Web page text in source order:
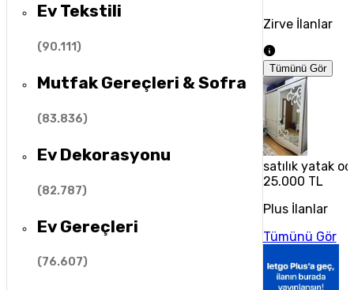
Ev Tekstili
(90.111)
Mutfak Gereçleri & Sofra
(83.836)
Ev Dekorasyonu
(82.787)
Ev Gereçleri
(76.607)
Zirve İlanlar
Tümünü Gör
satılık yatak
25.000 TL
Plus İlanlar
Tümünü Gör